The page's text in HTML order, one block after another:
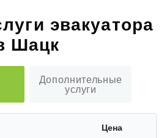
эвакуатора
Шацк
Дополнительные
услуги
Цена